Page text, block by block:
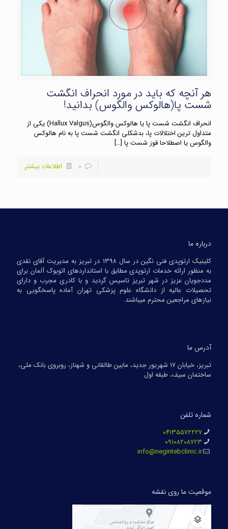
هر آنچه که باید در مورد انحراف انگشت
شست پا(هالوکس والگوس) بدانید!
انحراف انگشت شست پا یا هالوکس والگوس(Hallux Valgus) یکی از
متداول ترین اختلالات پا، بدشکلی انگشت شست پا به نام هالوکس
والگوس یا اصطلاحا قوز شست پا […]
0 اطلاعات بیشتر
درباره ما
کلینیک ارتوپدی فنی نگین در سال ۱۳۹۸ در تبریز به مدیریت آقای نقدی
به منظور ارائه خدمات ارتوپدی مطابق با استانداردهای اتوبوک آلمان برای
مددجویان عزیز در شهر تبریز تاسیس گردید و با کادری مجرب و دارای
تحصیلات عالیه از دانشگاه علوم پزشکی تهران آماده پاسخگویی به
نیازهای مراجعین محترم میباشند.
آدرس ما
تبریز، خیابان ۱۷ شهریور جدید، مابین طالقانی و شهناز، روبروی بانک ملی،
ساختمان سیف، طبقه اول
شماره تلفن
۰۴۱۳۵۵۷۲۲۲۷
۰۹۱۰۸۲۰۸۷۲۳
info@negintebclinic.ir
موقعیت ما روی نقشه